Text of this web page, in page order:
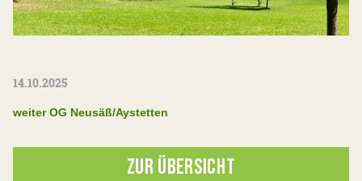
14.10.2025
weiter OG Neusäß/Aystetten
ZUR ÜBERSICHT